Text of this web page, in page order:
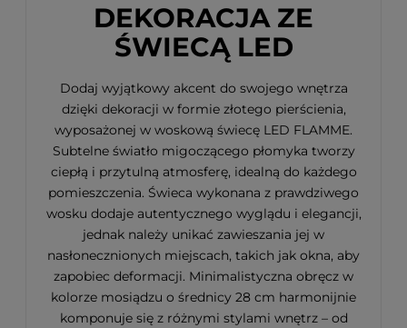
DEKORACJA ZE
ŚWIECĄ LED
Dodaj wyjątkowy akcent do swojego wnętrza
dzięki dekoracji w formie złotego pierścienia,
wyposażonej w woskową świecę LED FLAMME.
Subtelne światło migoczącego płomyka tworzy
ciepłą i przytulną atmosferę, idealną do każdego
pomieszczenia. Świeca wykonana z prawdziwego
wosku dodaje autentycznego wyglądu i elegancji,
jednak należy unikać zawieszania jej w
nasłonecznionych miejscach, takich jak okna, aby
zapobiec deformacji. Minimalistyczna obręcz w
kolorze mosiądzu o średnicy 28 cm harmonijnie
komponuje się z różnymi stylami wnętrz – od